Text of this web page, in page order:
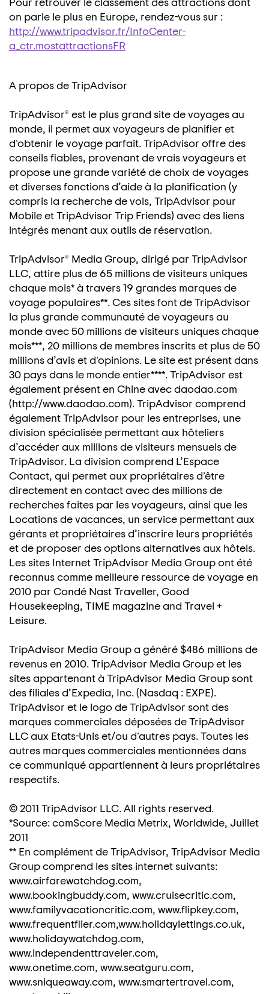
on parle le plus en Europe, rendez-vous sur :
http://www.tripadvisor.fr/InfoCenter-
a_ctr.mostattractionsFR
A propos de TripAdvisor
TripAdvisor® est le plus grand site de voyages au
monde, il permet aux voyageurs de planifier et
d'obtenir le voyage parfait. TripAdvisor offre des
conseils fiables, provenant de vrais voyageurs et
propose une grande variété de choix de voyages
et diverses fonctions d’aide à la planification (y
compris la recherche de vols, TripAdvisor pour
Mobile et TripAdvisor Trip Friends) avec des liens
intégrés menant aux outils de réservation.
TripAdvisor® Media Group, dirigé par TripAdvisor
LLC, attire plus de 65 millions de visiteurs uniques
chaque mois* à travers 19 grandes marques de
voyage populaires**. Ces sites font de TripAdvisor
la plus grande communauté de voyageurs au
monde avec 50 millions de visiteurs uniques chaque
mois***, 20 millions de membres inscrits et plus de 50
millions d’avis et d'opinions. Le site est présent dans
30 pays dans le monde entier****. TripAdvisor est
également présent en Chine avec daodao.com
(http://www.daodao.com). TripAdvisor comprend
également TripAdvisor pour les entreprises, une
division spécialisée permettant aux hôteliers
d’accéder aux millions de visiteurs mensuels de
TripAdvisor. La division comprend L’Espace
Contact, qui permet aux propriétaires d'être
directement en contact avec des millions de
recherches faites par les voyageurs, ainsi que les
Locations de vacances, un service permettant aux
gérants et propriétaires d’inscrire leurs propriétés
et de proposer des options alternatives aux hôtels.
Les sites Internet TripAdvisor Media Group ont été
reconnus comme meilleure ressource de voyage en
2010 par Condé Nast Traveller, Good
Housekeeping, TIME magazine and Travel +
Leisure.
TripAdvisor Media Group a généré $486 millions de
revenus en 2010. TripAdvisor Media Group et les
sites appartenant à TripAdvisor Media Group sont
des filiales d’Expedia, Inc. (Nasdaq : EXPE).
TripAdvisor et le logo de TripAdvisor sont des
marques commerciales déposées de TripAdvisor
LLC aux Etats-Unis et/ou d'autres pays. Toutes les
autres marques commerciales mentionnées dans
ce communiqué appartiennent à leurs propriétaires
respectifs.
© 2011 TripAdvisor LLC. All rights reserved.
*Source: comScore Media Metrix, Worldwide, Juillet
2011
** En complément de TripAdvisor, TripAdvisor Media
Group comprend les sites internet suivants:
www.airfarewatchdog.com,
www.bookingbuddy.com, www.cruisecritic.com,
www.familyvacationcritic.com, www.flipkey.com,
www.frequentflier.com,www.holidaylettings.co.uk,
www.holidaywatchdog.com,
www.independenttraveler.com,
www.onetime.com, www.seatguru.com,
www.sniqueaway.com, www.smartertravel.com,